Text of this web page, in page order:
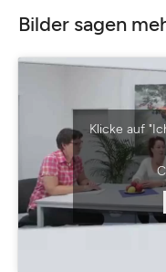
Bilder sagen
Klicke auf